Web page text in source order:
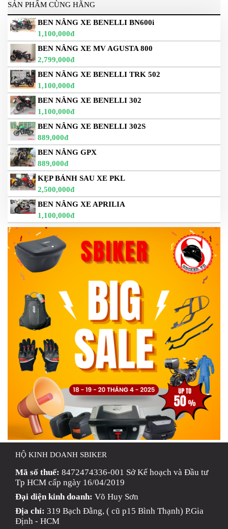
SẢN PHẨM CÙNG HÃNG
BEN NÂNG XE BENELLI BN600i
1,100,000đ
BEN NÂNG XE MV AGUSTA 800
2,799,000đ
BEN NÂNG XE BENELLI TRK 502
1,100,000đ
BEN NÂNG XE BENELLI 302
1,100,000đ
BEN NÂNG XE BENELLI 302S
889,000đ
BEN NÂNG GPX
889,000đ
KẸP BÁNH SAU XE PKL
2,500,000đ
BEN NÂNG XE APRILIA
1,100,000đ
HỘ KINH DOANH SBIKER
Mã số thuế: 8472474336-001 Sở Kế hoạch và Đầu tư
Tp HCM cấp ngày 16/04/2019
Đại diện kinh doanh: Võ Huy Sơn
Địa chỉ: 319 Bạch Đằng, ( cũ p15 Bình Thạnh) P.Gia
Định - HCM